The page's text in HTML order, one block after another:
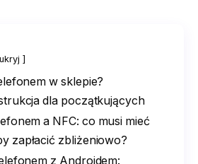
ukryj
w sklepie?
dla początkujących
a NFC: co musi mieć
zapłacić zbliżeniowo?
z Androidem: